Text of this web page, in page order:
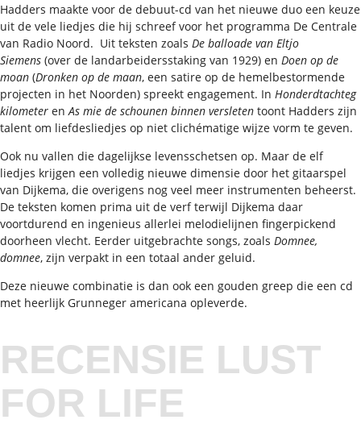
Hadders maakte voor de debuut-cd van het nieuwe duo een keuze
uit de vele liedjes die hij schreef voor het programma De Centrale
van Radio Noord. Uit teksten zoals De balloade van Eltjo
Siemens (over de landarbeidersstaking van 1929) en Doen op de
moan (Dronken op de maan, een satire op de hemelbestormende
projecten in het Noorden) spreekt engagement. In Honderdtachteg
kilometer enAs mie de schounen binnen versleten toont Hadders zijn
talent om liefdesliedjes op niet clichématige wijze vorm te geven.
Ook nu vallen die dagelijkse levensschetsen op. Maar de elf
liedjes krijgen een volledig nieuwe dimensie door het gitaarspel
van Dijkema, die overigens nog veel meer instrumenten beheerst.
De teksten komen prima uit de verf terwijl Dijkema daar
voortdurend en ingenieus allerlei melodielijnen fingerpickend
doorheen vlecht. Eerder uitgebrachte songs, zoals Domnee,
domnee, zijn verpakt in een totaal ander geluid.
Deze nieuwe combinatie is dan ook een gouden greep die een cd
met heerlijk Grunneger americana opleverde.
RECENSIE LUST
FOR LIFE